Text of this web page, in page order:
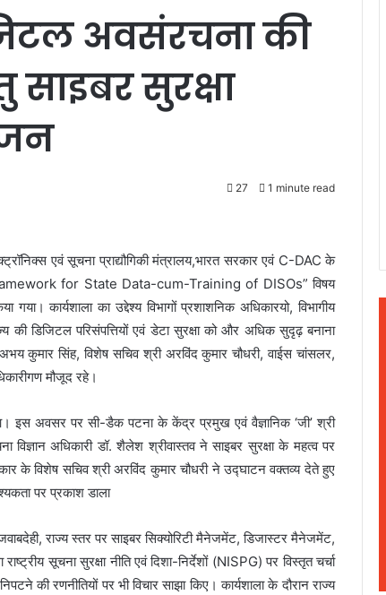
अवसंरचना की
सुरक्षा
27 1 minute read
एवं सूचना प्राद्यौगिकी मंत्रालय,भारत सरकार एवं C-DAC के
for State Data-cum-Training of DISOs” विषय
कार्यशाला का उद्देश्य विभागों प्रशाशनिक अधिकारयो, विभागीय
की डिजिटल परिसंपत्तियों एवं डेटा सुरक्षा को और अधिक सुदृढ़ बनाना
कुमार सिंह, विशेष सचिव श्री अरविंद कुमार चौधरी, वाईस चांसलर,
मौजूद रहे।
इस अवसर पर सी-डैक पटना के केंद्र प्रमुख एवं वैज्ञानिक ‘जी’ श्री
विज्ञान अधिकारी डॉ. शैलेश श्रीवास्तव ने साइबर सुरक्षा के महत्व पर
के विशेष सचिव श्री अरविंद कुमार चौधरी ने उद्घाटन वक्तव्य देते हुए
पर प्रकाश डाला
राज्य स्तर पर साइबर सिक्योरिटी मैनेजमेंट, डिजास्टर मैनेजमेंट,
सूचना सुरक्षा नीति एवं दिशा-निर्देशों (NISPG) पर विस्तृत चर्चा
की रणनीतियों पर भी विचार साझा किए। कार्यशाला के दौरान राज्य